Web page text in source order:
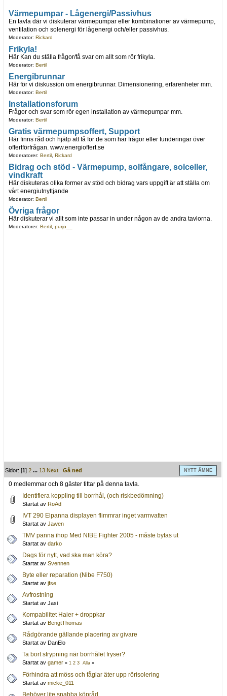
Värmepumpar - Lågenergi/Passivhus
En tavla där vi diskuterar värmepumpar eller kombinationer av värmepump,
ventilation och solenergi för lågenergi och/eller passivhus.
Moderator: Rickard
Frikyla!
Här Kan du ställa frågor/få svar om allt som rör frikyla.
Moderator: Bertil
Energibrunnar
Här för vi diskussion om energibrunnar. Dimensionering, erfarenheter mm.
Moderator: Bertil
Installationsforum
Frågor och svar som rör egen installation av värmepumpar mm.
Moderator: Bertil
Gratis värmepumpsoffert, Support
Här finns råd och hjälp att få för de som har frågor eller funderingar över
offertförfrågan. www.energioffert.se
Moderatorer: Bertil, Rickard
Bidrag och stöd - Värmepump, solfångare, solceller,
vindkraft
Här diskuteras olika former av stöd och bidrag vars uppgift är att ställa om
vårt energiutnyttjande
Moderator: Bertil
Övriga frågor
Här diskuterar vi allt som inte passar in under någon av de andra tavlorna.
Moderatorer: Bertil, purjo__
Sidor: [1]2 ... 13 Next Gå ned NYTT ÄMNE
0 medlemmar och 8 gäster tittar på denna tavla.
Identifiera koppling till borrhål, (och riskbedömning)
Startat av RoAd
IVT 290 Elpanna displayen flimmrar inget varmvatten
Startat av Jawen
TMV panna ihop Med NIBE Fighter 2005 - måste bytas ut
Startat av darko
Dags för nytt, vad ska man köra?
Startat av Svennen
Byte eller reparation (Nibe F750)
Startat av jfse
Avfrostning
Startat av Jasi
Kompabilitet Haier + droppkar
Startat av BengtThomas
Rådgörande gällande placering av givare
Startat av DanElo
Ta bort strypning när borrhålet fryser?
Startat av gamer « 1 2 3 Alla »
Förhindra att möss och fåglar äter upp rörisolering
Startat av micke_011
Behöver lite snabba köpråd.